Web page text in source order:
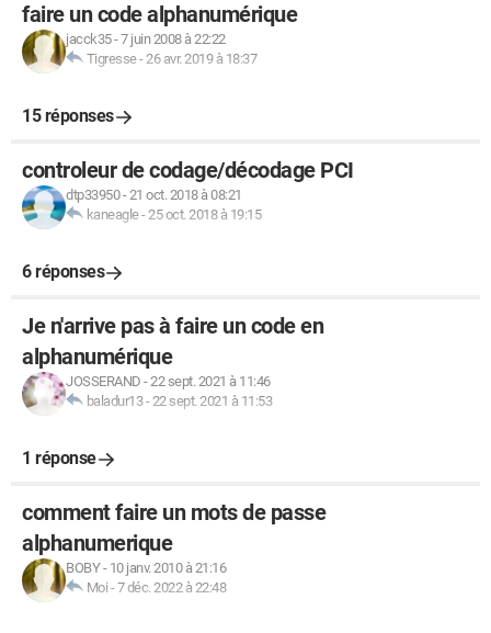
faire un code alphanumérique
jacck35-7 juin 2008 à 22:22
Tigresse-26 avr. 2019 à 18:37
15 réponses
controleur de codage/décodage PCI
dtp33950-21 oct. 2018 à 08:21
kaneagle-25 oct. 2018 à 19:15
6 réponses
Je n'arrive pas à faire un code en
alphanumérique
JOSSERAND -22 sept. 2021 à 11:46
baladur13-22 sept. 2021 à 11:53
1 réponse
comment faire un mots de passe
alphanumerique
BOBY- 10 janv. 2010 à 21:16
Moi -7 déc. 2022 à 22:48